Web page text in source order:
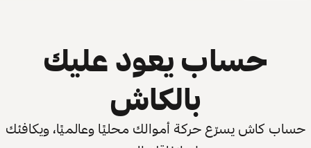
حساب يعود عليك
بالكاش
حساب كاش يسرّع حركة أموالك محليًا وعالميًا، ويكافئك